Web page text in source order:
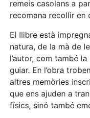
remeis casolans a
recomana recollir en
El llibre està
natura, de la mà de
l’autor, com també
guiar. En l’obra
altres memòries
que ens ajuden a
físics, sinó també